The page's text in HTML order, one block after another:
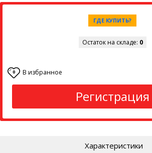
ГДЕ КУПИТЬ?
Остаток на складе: 0
0 В избранное
Регистрация
Характеристики